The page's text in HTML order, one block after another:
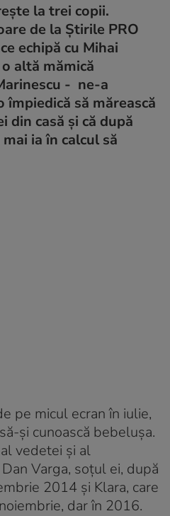
la trei copii.
de la Știrile PRO
echipă cu Mihai
altă mămică
- ne-a
să mărească
din casă și că după
ia în calcul să
pe micul ecran în iulie,
și cunoască bebelușa.
vedetei și al
Varga, soțul ei, după
2014 și Klara, care
dar în 2016.